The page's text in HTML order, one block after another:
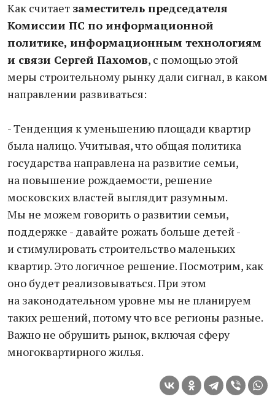
Как считает заместитель председателя
Комиссии ПС по информационной
политике, информационным технологиям
и связи Сергей Пахомов, с помощью этой
меры строительному рынку дали сигнал, в каком
направлении развиваться:
- Тенденция к уменьшению площади квартир
была налицо. Учитывая, что общая политика
государства направлена на развитие семьи,
на повышение рождаемости, решение
московских властей выглядит разумным.
Мы не можем говорить о развитии семьи,
поддержке - давайте рожать больше детей -
и стимулировать строительство маленьких
квартир. Это логичное решение. Посмотрим, как
оно будет реализовываться. При этом
на законодательном уровне мы не планируем
таких решений, потому что все регионы разные.
Важно не обрушить рынок, включая сферу
многоквартирного жилья.